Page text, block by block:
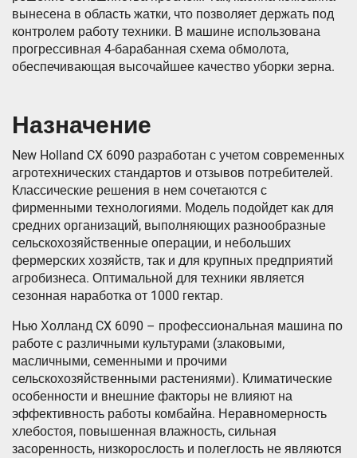
вынесена в область жатки, что позволяет держать под
контролем работу техники. В машине использована
прогрессивная 4-барабанная схема обмолота,
обеспечивающая высочайшее качество уборки зерна.
Назначение
New Holland CX 6090 разработан с учетом современных
агротехнических стандартов и отзывов потребителей.
Классические решения в нем сочетаются с
фирменными технологиями. Модель подойдет как для
средних организаций, выполняющих разнообразные
сельскохозяйственные операции, и небольших
фермерских хозяйств, так и для крупных предприятий
агробизнеса. Оптимальной для техники является
сезонная наработка от 1000 гектар.
Нью Холланд CX 6090 – профессиональная машина по
работе с различными культурами (злаковыми,
масличными, семенными и прочими
сельскохозяйственными растениями). Климатические
особенности и внешние факторы не влияют на
эффективность работы комбайна. Неравномерность
хлебостоя, повышенная влажность, сильная
засоренность, низкорослость и полеглость не являются